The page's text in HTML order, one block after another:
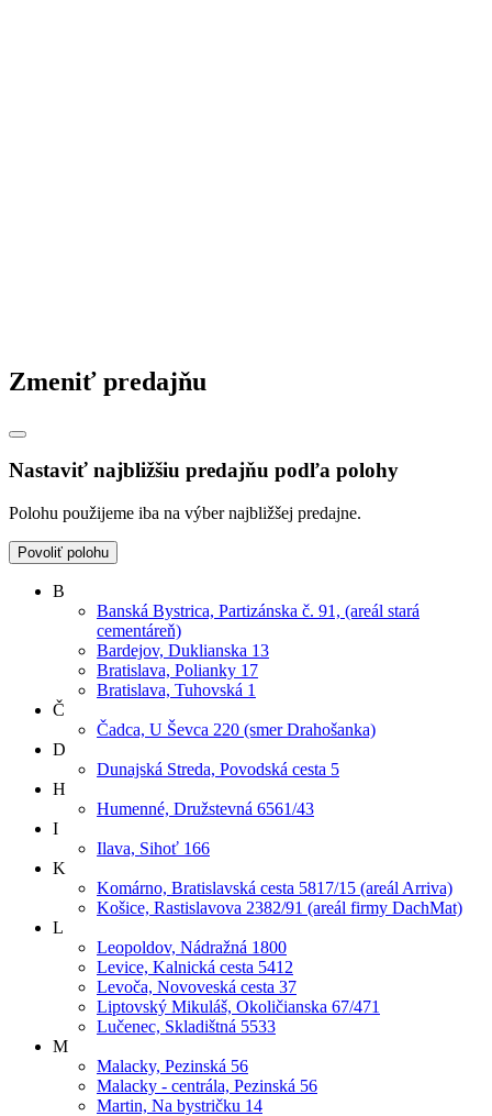
Zmeniť predajňu
Nastaviť najbližšiu predajňu podľa polohy
Polohu použijeme iba na výber najbližšej predajne.
Povoliť polohu
B
Banská Bystrica, Partizánska č. 91, (areál stará
cementáreň)
Bardejov, Duklianska 13
Bratislava, Polianky 17
Bratislava, Tuhovská 1
Č
Čadca, U Ševca 220 (smer Drahošanka)
D
Dunajská Streda, Povodská cesta 5
H
Humenné, Družstevná 6561/43
I
Ilava, Sihoť 166
K
Komárno, Bratislavská cesta 5817/15 (areál Arriva)
Košice, Rastislavova 2382/91 (areál firmy DachMat)
L
Leopoldov, Nádražná 1800
Levice, Kalnická cesta 5412
Levoča, Novoveská cesta 37
Liptovský Mikuláš, Okoličianska 67/471
Lučenec, Skladištná 5533
M
Malacky, Pezinská 56
Malacky - centrála, Pezinská 56
Martin, Na bystričku 14